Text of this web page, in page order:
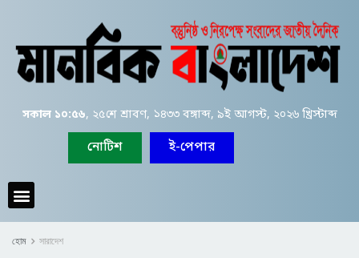
সকাল ১০:৫৬, ২৫শে শ্রাবণ, ১৪৩৩ বঙ্গাব্দ, ৯ই আগস্ট, ২০২৬ খ্রিস্টাব্দ
নোটিশ ই-পেপার
হোম সারাদেশ